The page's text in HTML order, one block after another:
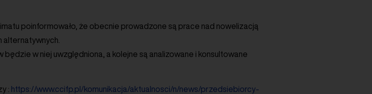
poinformowało, że obecnie prowadzone są prace nad nowelizacją
alternatywnych.
w niej uwzględniona, a kolejne są analizowane i konsultowane
: https://www.ccifp.pl/komunikacja/aktualnosci/n/news/przedsiebiorcy-